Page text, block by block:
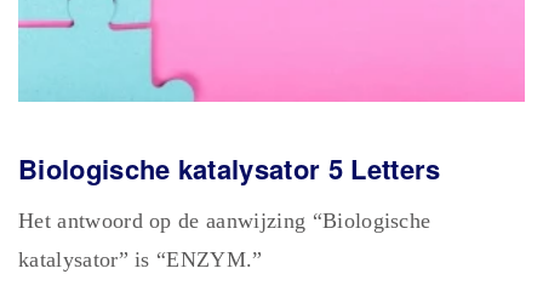
Biologische katalysator 5 Letters
Het antwoord op de aanwijzing “Biologische
katalysator” is “ENZYM.”